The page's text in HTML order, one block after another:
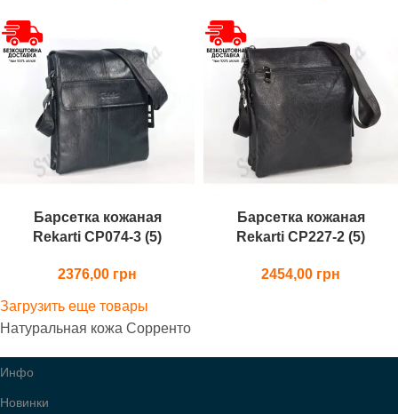
Барсетка кожаная
Rekarti СР074-3 (5)
2376,00
Барсетка кожаная
Rekarti СР227-2 (5)
2454,00
Загрузить еще товары
Натуральная кожа Сорренто
Инфо
Новинки